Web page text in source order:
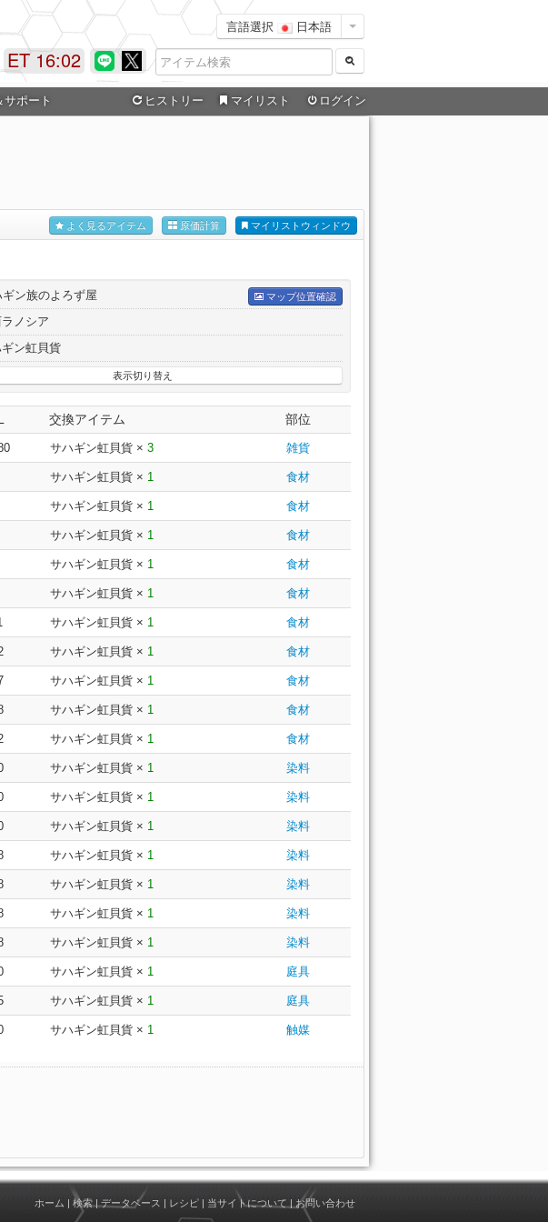
言語選択 日本語
ET 16:02
サポート ヒストリー マイリスト ログイン
マイリストウィンドウ
原価計算
よく見るアイテム
ギン族のよろず屋 マップ位置確認
ノシア
ン虹貝貨
表示切り替え
交換アイテム 部位
サハギン虹貝貨 × 3 雑貨
サハギン虹貝貨 × 1 食材
サハギン虹貝貨 × 1 食材
サハギン虹貝貨 × 1 食材
サハギン虹貝貨 × 1 食材
サハギン虹貝貨 × 1 食材
サハギン虹貝貨 × 1 食材
サハギン虹貝貨 × 1 食材
サハギン虹貝貨 × 1 食材
サハギン虹貝貨 × 1 食材
サハギン虹貝貨 × 1 食材
サハギン虹貝貨 × 1 染料
サハギン虹貝貨 × 1 染料
サハギン虹貝貨 × 1 染料
サハギン虹貝貨 × 1 染料
サハギン虹貝貨 × 1 染料
サハギン虹貝貨 × 1 染料
サハギン虹貝貨 × 1 染料
サハギン虹貝貨 × 1 庭具
サハギン虹貝貨 × 1 庭具
サハギン虹貝貨 × 1 触媒
ホーム | 検索| データベース | レシピ | 当サイトについて | お問い合わせ